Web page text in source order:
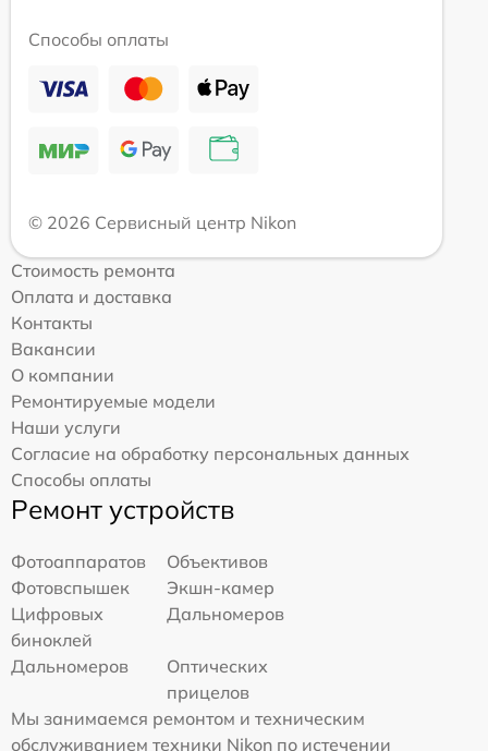
Способы оплаты
© 2026 Сервисный центр Nikon
Стоимость ремонта
Оплата и доставка
Контакты
Вакансии
О компании
Ремонтируемые модели
Наши услуги
Согласие на обработку персональных данных
Способы оплаты
Ремонт устройств
Фотоаппаратов
Объективов
Фотовспышек
Экшн-камер
Цифровых
биноклей
Дальномеров
Дальномеров
Оптических
прицелов
Мы занимаемся ремонтом и техническим
обслуживанием техники Nikon по истечении